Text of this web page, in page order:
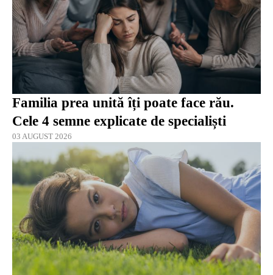
Familia prea unită îți poate face rău.
Cele 4 semne explicate de specialiști
03 AUGUST 2026